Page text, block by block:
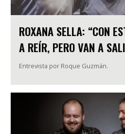
ROXANA SELLA: “CON
A REÍR, PERO VAN A
Entrevista por Roque Guzmán.